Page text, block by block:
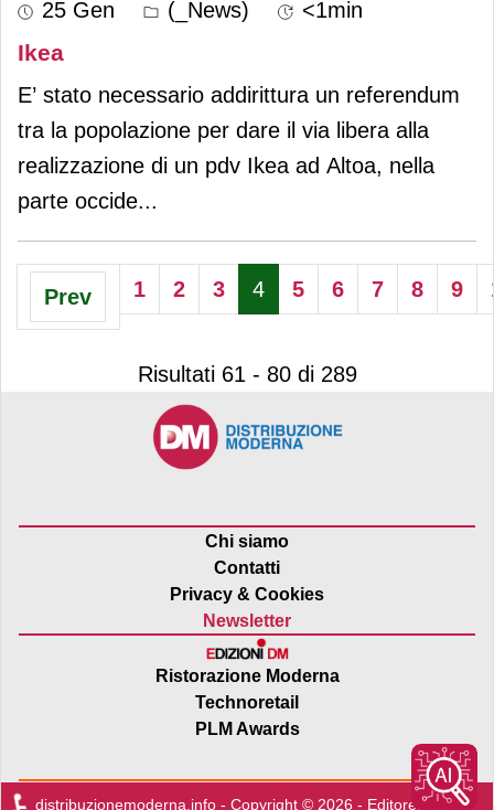
25 Gen (_News) <1min
Ikea
E’ stato necessario addirittura un referendum
tra la popolazione per dare il via libera alla
realizzazione di un pdv Ikea ad Altoa, nella
parte occide...
Prev 1 2 3 4 5 6 7 8 9
Risultati 61 - 80 di 289
Chi siamo
Contatti
Privacy & Cookies
Newsletter
Ristorazione Moderna
Technoretail
PLM Awards
distribuzionemoderna.info - Copyright © 2026 - Editore:Edra